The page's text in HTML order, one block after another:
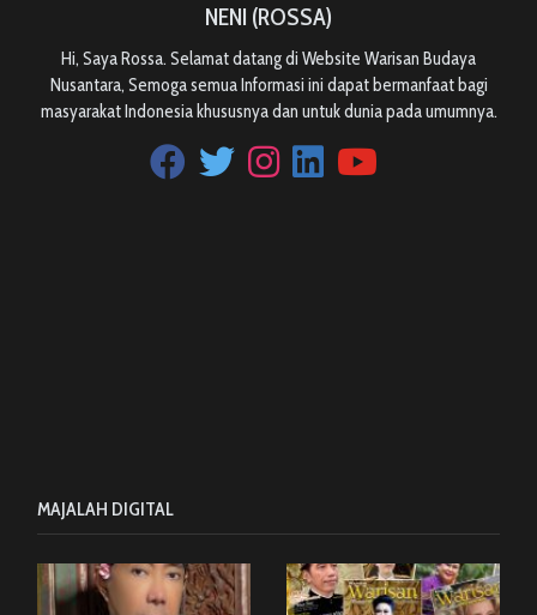
NENI (ROSSA)
Hi, Saya Rossa. Selamat datang di Website Warisan Budaya
Nusantara, Semoga semua Informasi ini dapat bermanfaat bagi
masyarakat Indonesia khususnya dan untuk dunia pada umumnya.
MAJALAH DIGITAL